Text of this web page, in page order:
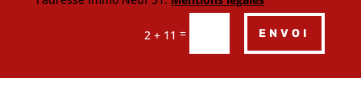
2 + 11 = ENVOI